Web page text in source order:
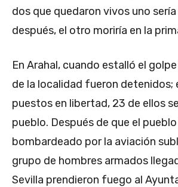
dos que quedaron vivos uno
después, el otro moriría en la
En Arahal, cuando estalló el
de la localidad fueron detenidos;
puestos en libertad, 23 de ellos
pueblo. Después de que el
bombardeado por la aviación
grupo de hombres armados
Sevilla prendieron fuego al